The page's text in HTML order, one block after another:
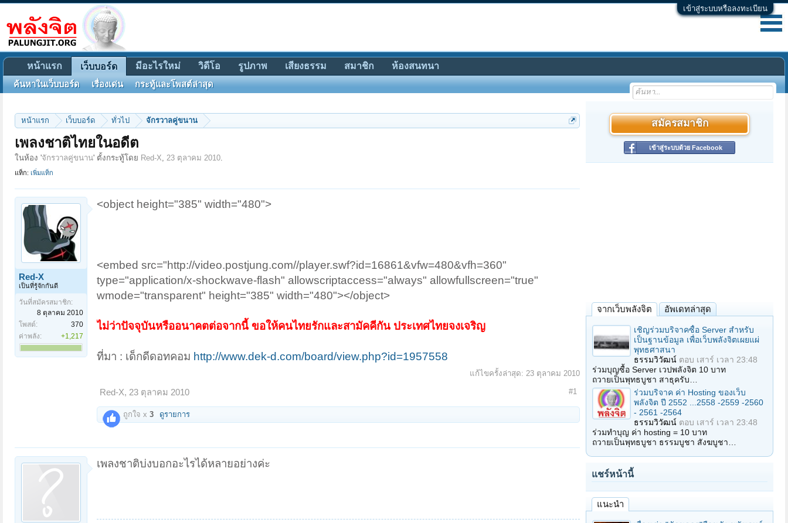
เข้าสู่ระบบหรือลงทะเบียน
หน้าแรก เว็บบอร์ด ทั่วไป จักรวาลคู่ขนาน
เพลงชาติไทยในอดีต
ในห้อง 'จักรวาลคู่ขนาน' ตั้งกระทู้โดย Red-X, 23 ตุลาคม 2010.
แท็ก: เพิ่มแท็ก
Red-X
เป็นที่รู้จักกันดี
วันที่สมัครสมาชิก:
8 ตุลาคม 2010
โพสต์:
370
ค่าพลัง:
+1,217
<object height="385" width="480">
<embed src="http://video.postjung.com//player.swf?id=16861&vfw=480&vfh=360"
type="application/x-shockwave-flash" allowscriptaccess="always" allowfullscreen="true"
wmode="transparent" height="385" width="480"></object>
ไม่ว่าปัจจุบันหรืออนาคตต่อจากนี้ ขอให้คนไทยรักและสามัคคีกัน ประเทศไทยจงเจริญ
ที่มา : เด็กดีดอทคอม http://www.dek-d.com/board/view.php?id=1957558
แก้ไขครั้งล่าสุด: 23 ตุลาคม 2010
Red-X, 23 ตุลาคม 2010 #1
ถูกใจ x 3 ดูรายการ
เพลงชาติบ่งบอกอะไรได้หลายอย่างค่ะ
สมัครสมาชิก
เข้าสู่ระบบด้วย Facebook
จากเว็บพลังจิต อัพเดทล่าสุด
เชิญร่วมบริจาคซื้อ Server สำหรับ
เป็นฐานข้อมูล เพื่อเว็บพลังจิตเผยแผ่
พุทธศาสนา
ธรรมวิวัฒน์ ตอบ เสาร์ เวลา 23:48
ร่วมบุญซื้อ Server เวปพลังจิต 10 บาท
ถวายเป็นพุทธบูชา สาธุครับ…
ร่วมบริจาค ค่า Hosting ของเว็บ
พลังจิต ปี 2552 ...2558 -2559 -2560
- 2561 -2564
ธรรมวิวัฒน์ ตอบ เสาร์ เวลา 23:48
ร่วมทำบุญ ค่า hosting = 10 บาท
ถวายเป็นพุทธบูชา ธรรมบูชา สังฆบูชา…
แชร์หน้านี้
แนะนำ
หน้าแรก เว็บบอร์ด
ค้นหาในเว็บบอร์ด เรื่องเด่น กระทู้และโพสต์ล่าสุด
มีอะไรใหม่ วิดีโอ รูปภาพ เสียงธรรม สมาชิก ห้องสนทนา